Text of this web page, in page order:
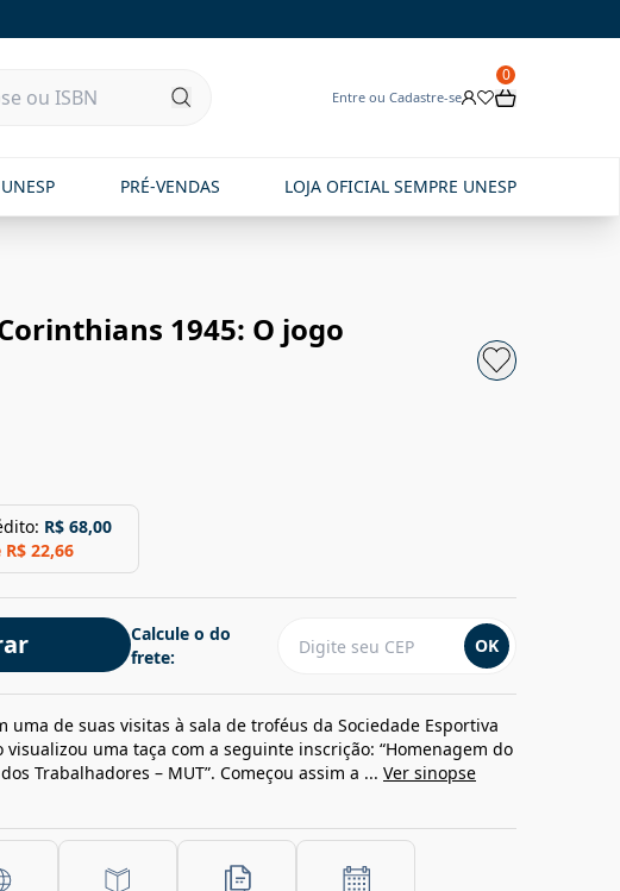
Entre ou Cadastre-se
0
PRÉ-VENDAS LOJA OFICIAL SEMPRE UNESP
1945: O jogo
R$ 68,00
R$ 22,66
Calcule o do
frete:
OK
uma de suas visitas à sala de troféus da Sociedade Esportiva
visualizou uma taça com a seguinte inscrição: “Homenagem do
Trabalhadores – MUT”. Começou assim a ... Ver sinopse